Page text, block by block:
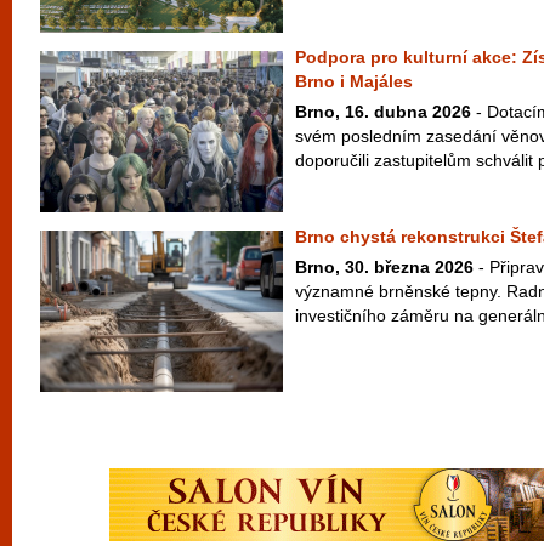
Podpora pro kulturní akce:
Brno i Majáles
Brno, 16. dubna 2026 -
svém posledním zasedání
doporučili zastupitelům schválit
Brno chystá rekonstrukci
Brno, 30. března 2026 -
významné brněnské tepny.
investičního záměru na